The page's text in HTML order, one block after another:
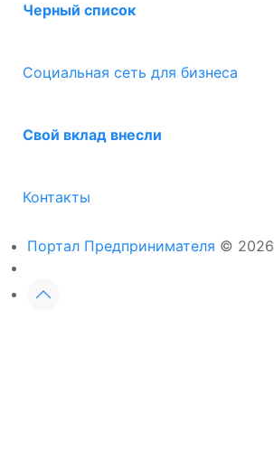
Черный список
Социальная сеть для бизнеса
Свой вклад внесли
Контакты
Портал Предпринимателя © 2026